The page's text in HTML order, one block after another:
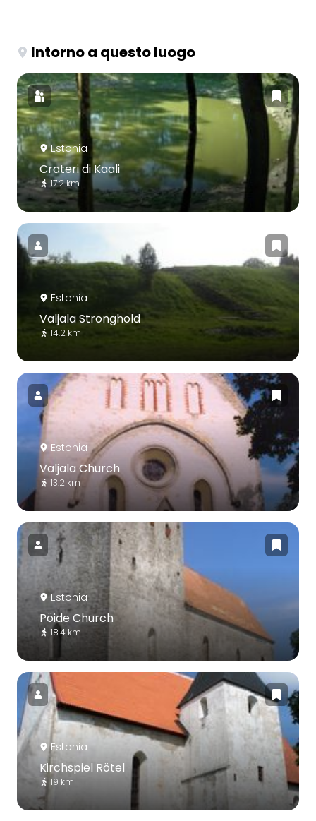
Intorno a questo luogo
Estonia
Crateri di Kaali
17.2 km
Estonia
Valjala Stronghold
14.2 km
Estonia
Valjala Church
13.2 km
Estonia
Pöide Church
18.4 km
Estonia
Kirchspiel Rötel
19 km